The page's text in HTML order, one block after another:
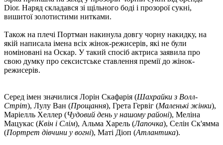
Dior. Наряд складався зі щільного боді і прозорої сукні,
вишитої золотистими нитками.
Також на плечі Портман накинула довгу чорну накидку, на
якій написала імена всіх жінок-режисерів, які не були
номіновані на Оскар. У такий спосіб актриса заявила про
свою думку про сексистське ставлення премії до жінок-
режисерів.
Серед імен значилися Лорін Скафарія (Шахрайки з Волл-
Стріт), Лулу Ван (Прощання), Грета Гервіг (Маленькі жінки),
Маріелль Хеллер (Чудовий день у нашому районі), Меліна
Мацукас (Квін і Слім), Альма Харель (Лапочка), Селін Ск'ямма
(Портрет дівчини у вогні), Маті Діоп (Атлантика).